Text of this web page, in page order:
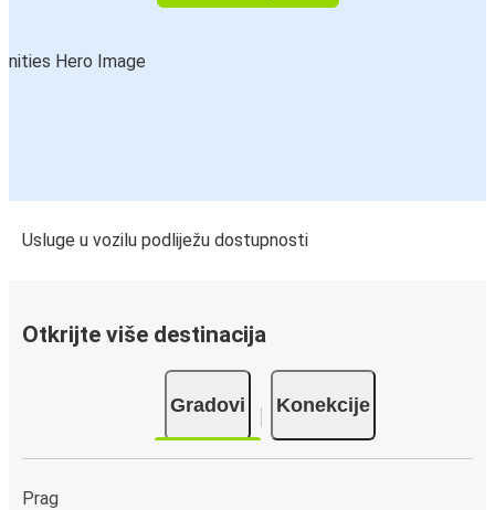
Usluge u vozilu podliježu dostupnosti
Otkrijte više destinacija
Gradovi Konekcije
Prag